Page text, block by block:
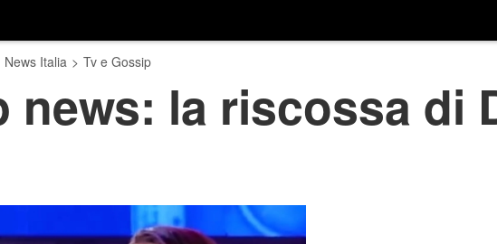
News Italia > Tv e Gossip
news: la riscossa di